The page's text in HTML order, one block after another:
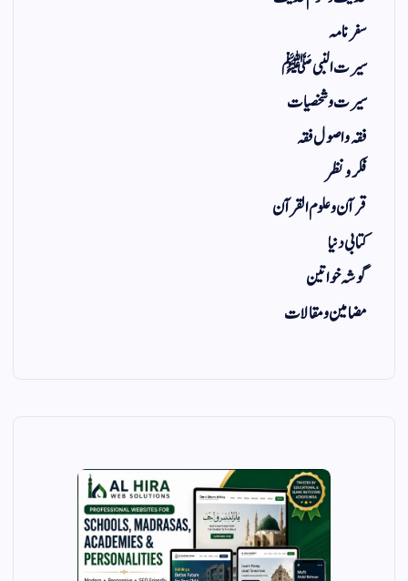
سفر نامہ
سیرت النبی ﷺ
سیرت و شخصیات
فقہ و اصول فقہ
فکر و نظر
قرآن و علوم القرآن
کتابی دنیا
گوشہ خواتین
مضامین و مقالات